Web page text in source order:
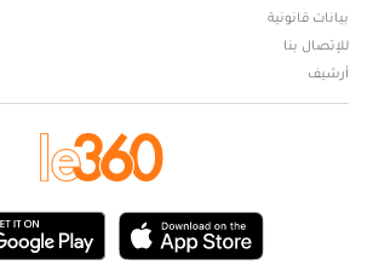
بيانات قانونية
للإتصال بنا
أرشيف